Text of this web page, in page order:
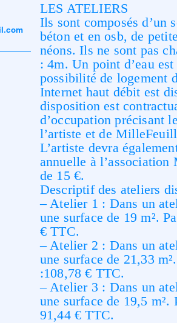
LES ATELIERS
Ils sont composés d’un
béton et en osb, de
néons. Ils ne sont pas
: 4m. Un point d’eau
possibilité de logement
Internet haut débit est
disposition est
d’occupation précisant
l’artiste et de
L’artiste devra
annuelle à
de 15 €.
Descriptif des ateliers
– Atelier 1 : Dans un
une surface de 19 m².
€ TTC.
– Atelier 2 : Dans un
une surface de 21,33
:108,78 € TTC.
– Atelier 3 : Dans un
une surface de 19,5
91,44 € TTC.